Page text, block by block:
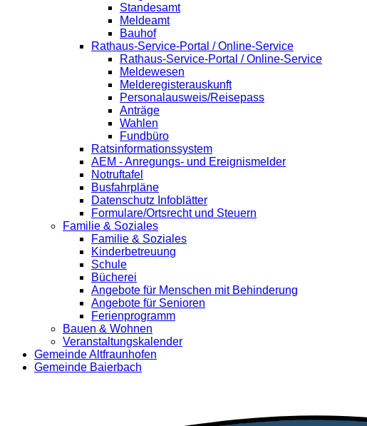
Standesamt
Meldeamt
Bauhof
Rathaus-Service-Portal / Online-Service
Rathaus-Service-Portal / Online-Service
Meldewesen
Melderegisterauskunft
Personalausweis/Reisepass
Anträge
Wahlen
Fundbüro
Ratsinformationssystem
AEM - Anregungs- und Ereignismelder
Notruftafel
Busfahrpläne
Datenschutz Infoblätter
Formulare/Ortsrecht und Steuern
Familie & Soziales
Familie & Soziales
Kinderbetreuung
Schule
Bücherei
Angebote für Menschen mit Behinderung
Angebote für Senioren
Ferienprogramm
Bauen & Wohnen
Veranstaltungskalender
Gemeinde Altfraunhofen
Gemeinde Baierbach